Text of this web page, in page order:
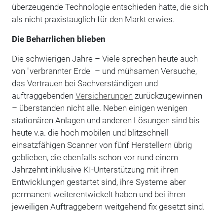
überzeugende Technologie entschieden hatte, die sich
als nicht praxistauglich für den Markt erwies.
Die Beharrlichen blieben
Die schwierigen Jahre – Viele sprechen heute auch
von "verbrannter Erde" – und mühsamen Versuche,
das Vertrauen bei Sachverständigen und
auftraggebenden Versicherungen zurückzugewinnen
– überstanden nicht alle. Neben einigen wenigen
stationären Anlagen und anderen Lösungen sind bis
heute v.a. die hoch mobilen und blitzschnell
einsatzfähigen Scanner von fünf Herstellern übrig
geblieben, die ebenfalls schon vor rund einem
Jahrzehnt inklusive KI-Unterstützung mit ihren
Entwicklungen gestartet sind, ihre Systeme aber
permanent weiterentwickelt haben und bei ihren
jeweiligen Auftraggebern weitgehend fix gesetzt sind.